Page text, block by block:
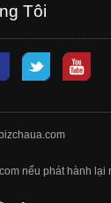
Tôi
nếu phát hành lại